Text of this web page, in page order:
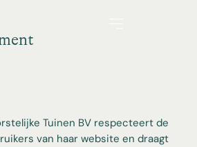
Tuinen BV respecteert de
van haar website en draagt